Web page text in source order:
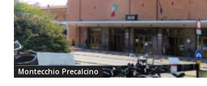
Montecchio Precalcino